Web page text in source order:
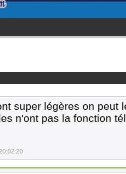
super légères on peut
n'ont pas la fonction